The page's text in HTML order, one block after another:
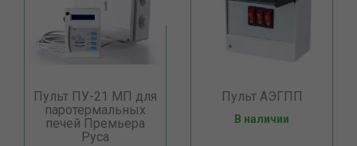
Пульт ПУ-21 МП для
паротермальных
печей Премьера
Руса
Пульт АЭГПП
В наличии